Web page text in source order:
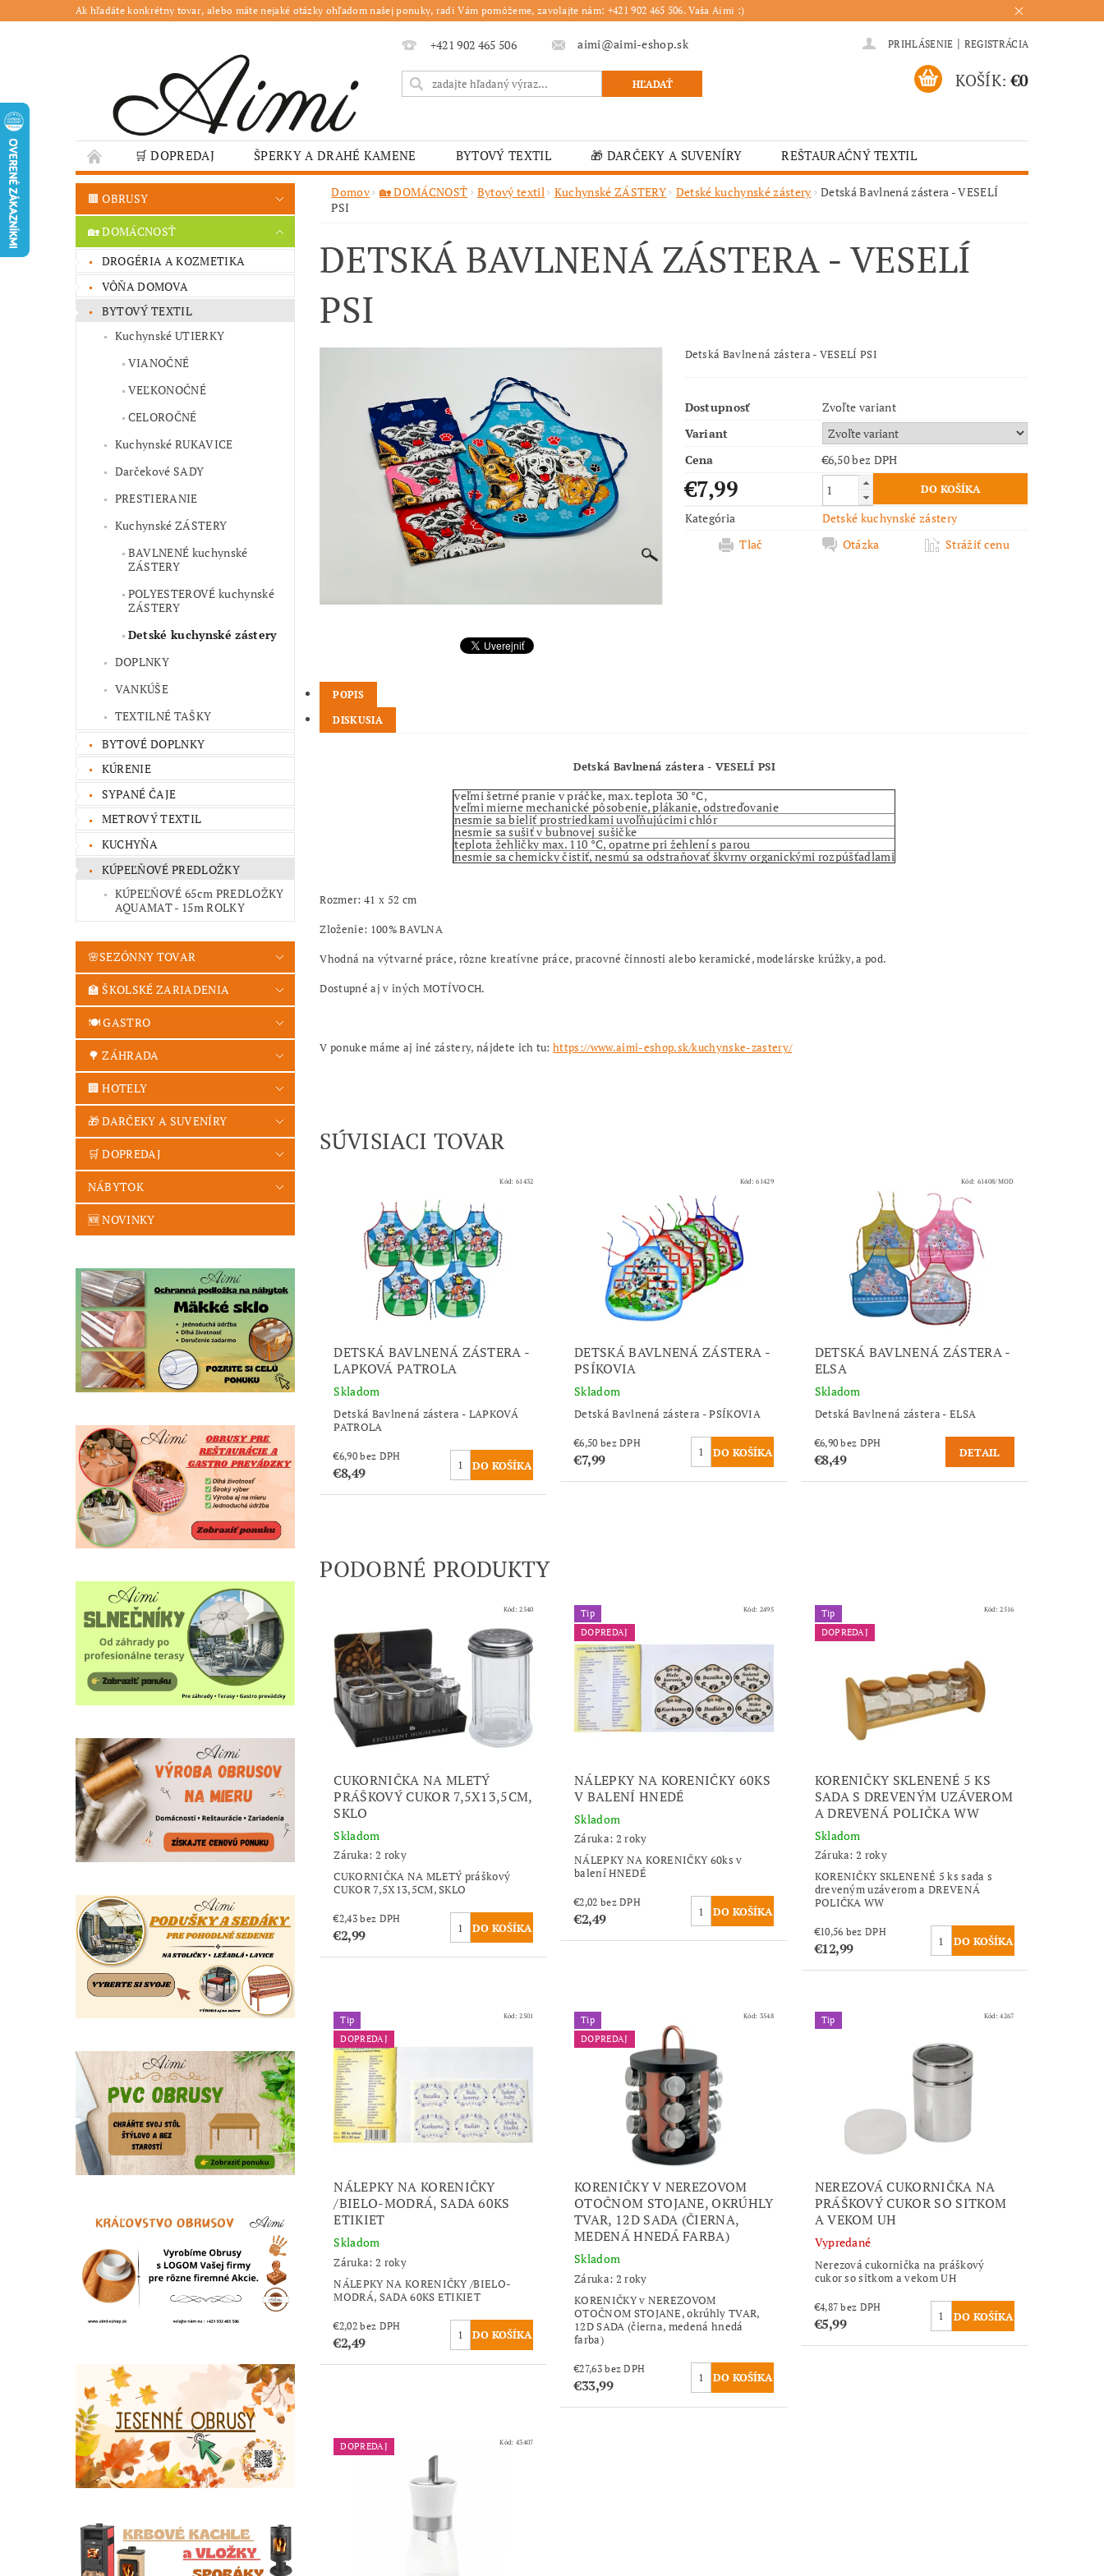
Ak hľadáte konkrétny tovar, alebo máte nejaké otázky ohľadom našej ponuky, radi Vám pomôžeme, zavolajte nám: +421 902 465 506. Vaša Aimi :)
+421 902 465 506 aimi@aimi-eshop.sk PRIHLÁSENIE | REGISTRÁCIA
KOŠÍK: €0
🛒 DOPREDAJ ŠPERKY A DRAHÉ KAMENE BYTOVÝ TEXTIL 🎁 DARČEKY A SUVENÍRY
REŠTAURAČNÝ TEXTIL
🌳 ZÁHRADA
🍽️ GASTRO JESENNÉ OBRUSY 🎄 VIANOČNÝ TOVAR 🏫 ŠKOLSKÉ ZARIADENIA
HOTELOVÝ TEXTIL
❤️ VALENTÍN – TIPY NA DARČEKY
🐣VEĽKONOČNÝ TOVAR
GASTRO PREVÁDZKY
ŠKOLY A VEREJNÉ ZARIADENIA MOJA OBJEDNÁVKA
🟫 OBRUSY
🏡 DOMÁCNOSŤ
DROGÉRIA A KOZMETIKA
VÔŇA DOMOVA
BYTOVÝ TEXTIL
Kuchynské UTIERKY
VIANOČNÉ
VEĽKONOČNÉ
CELOROČNÉ
Kuchynské RUKAVICE
Darčekové SADY
PRESTIERANIE
Kuchynské ZÁSTERY
BAVLNENÉ kuchynské
ZÁSTERY
POLYESTEROVÉ kuchynské
ZÁSTERY
Detské kuchynské zástery
DOPLNKY
VANKÚŠE
TEXTILNÉ TAŠKY
BYTOVÉ DOPLNKY
KÚRENIE
SYPANÉ ČAJE
METROVÝ TEXTIL
KUCHYŇA
KÚPEĽŇOVÉ PREDLOŽKY
KÚPEĽŇOVÉ 65cm PREDLOŽKY
AQUAMAT - 15m ROLKY
🌸SEZÓNNY TOVAR
🏫 ŠKOLSKÉ ZARIADENIA
🍽️ GASTRO
🌳 ZÁHRADA
🏢 HOTELY
🎁 DARČEKY A SUVENÍRY
🛒 DOPREDAJ
NÁBYTOK
🆕 NOVINKY
Domov 🏡 DOMÁCNOSŤ Bytový textil Kuchynské ZÁSTERY Detské kuchynské zástery
Detská Bavlnená zástera - VESELÍ
PSI
DETSKÁ BAVLNENÁ ZÁSTERA - VESELÍ
PSI
Detská Bavlnená zástera - VESELÍ PSI
Dostupnosť
Zvoľte variant
Variant
Cena
€6,50 bez DPH
€7,99
Kategória
Detské kuchynské zástery
Tlač
Otázka Strážiť cenu
POPIS
DISKUSIA
Detská Bavlnená zástera - VESELÍ PSI
veľmi šetrné pranie v práčke, max. teplota 30 °C,
veľmi mierne mechanické pôsobenie, plákanie, odstreďovanie
nesmie sa bieliť prostriedkami uvoľňujúcimi chlór
nesmie sa sušiť v bubnovej sušičke
teplota žehličky max. 110 °C, opatrne pri žehlení s parou
nesmie sa chemicky čistiť, nesmú sa odstraňovať škvrny organickými rozpúšťadlami
Rozmer: 41 x 52 cm
Zloženie: 100% BAVLNA
Vhodná na výtvarné práce, rôzne kreatívne práce,pracovné činnosti alebo keramické, modelárske krúžky, a pod.
Dostupné aj v iných MOTÍVOCH.
V ponuke máme aj iné zástery, nájdete ich tu:https://www.aimi-eshop.sk/kuchynske-zastery/
SÚVISIACI TOVAR
Kód: 61432
DETSKÁ BAVLNENÁ ZÁSTERA -
LAPKOVÁ PATROLA
Skladom
Detská Bavlnená zástera - LAPKOVÁ
PATROLA
€6,90 bez DPH
€8,49
Kód:61429
DETSKÁ BAVLNENÁ ZÁSTERA -
PSÍKOVIA
Skladom
Detská Bavlnená zástera - PSÍKOVIA
€6,50 bez DPH
€7,99
Kód: 61408/MOD
DETSKÁ BAVLNENÁ ZÁSTERA -
ELSA
Skladom
Detská Bavlnená zástera - ELSA
€6,90 bez DPH
€8,49 DETAIL
PODOBNÉ PRODUKTY
Kód:2540
CUKORNIČKA NA MLETÝ
PRÁŠKOVÝ CUKOR 7,5X13,5CM,
SKLO
Skladom
Záruka: 2 roky
CUKORNIČKA NA MLETÝ práškový
CUKOR 7,5X13,5CM, SKLO
€2,43 bez DPH
€2,99
Tip
DOPREDAJ
Kód: 2495
NÁLEPKY NA KORENIČKY 60KS
V BALENÍ HNEDÉ
Skladom
Záruka: 2 roky
NÁLEPKY NA KORENIČKY 60ks v
balení HNEDÉ
€2,02 bez DPH
€2,49
Tip
DOPREDAJ
Kód:2516
KORENIČKY SKLENENÉ 5 KS
SADA S DREVENÝM UZÁVEROM
A DREVENÁ POLIČKA WW
Skladom
Záruka: 2 roky
KORENIČKY SKLENENÉ 5 ks sada s
dreveným uzáverom a DREVENÁ
POLIČKA WW
€10,56 bez DPH
€12,99
Tip
DOPREDAJ
Kód:2501
NÁLEPKY NA KORENIČKY
/BIELO-MODRÁ, SADA 60KS
ETIKIET
Skladom
Záruka: 2 roky
NÁLEPKY NA KORENIČKY /BIELO-
MODRÁ, SADA 60KS ETIKIET
€2,02 bez DPH
€2,49
Tip
DOPREDAJ
Kód: 3548
KORENIČKY V NEREZOVOM
OTOČNOM STOJANE, OKRÚHLY
TVAR, 12D SADA (ČIERNA,
MEDENÁ HNEDÁ FARBA)
Skladom
Záruka: 2 roky
KORENIČKY v NEREZOVOM
OTOČNOM STOJANE, okrúhly TVAR,
12D SADA (čierna, medená hnedá
farba)
€27,63 bez DPH
€33,99
Tip Kód:4267
NEREZOVÁ CUKORNIČKA NA
PRÁŠKOVÝ CUKOR SO SITKOM
A VEKOM UH
Vypredané
Nerezová cukornička na práškový
cukor so sitkom a vekom UH
€4,87 bez DPH
€5,99
DOPREDAJ Kód: 43407